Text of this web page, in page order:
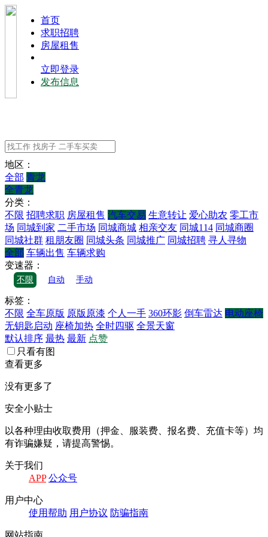
⾸⻚
求职招聘
房屋租售
立即登录
发布信息
地区：
全部 青龙
全青龙
分类：
不限 招聘求职 房屋租售 汽车交易 生意转让 爱心助农 零工市
场 同城到家 二手市场 同城商城 相亲交友 同城114 同城商圈
同城社群 租朋友圈 同城头条 同城推广 同城招聘 寻人寻物
全部 车辆出售 车辆求购
变速器：
不限 自动 手动
标签：
不限 全车原版 原版原漆 个人一手 360环影 倒车雷达 电动座椅
无钥匙启动 座椅加热 全时四驱 全景天窗
默认排序 最热 最新 点赞
只看有图
查看更多
没有更多了
安全小贴士
以各种理由收取费⽤（押⾦、服装费、报名费、充值卡等）均
有诈骗嫌疑，请提⾼警惕。
关于我们
APP 公众号
⽤户中⼼
使⽤帮助 ⽤户协议 防骗指南
⽹站指南